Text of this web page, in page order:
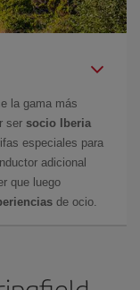
la gama más
ser socio Iberia
especiales para
adicional
que luego
de ocio.